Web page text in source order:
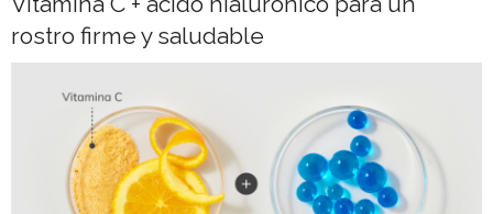
rostro firme y saludable